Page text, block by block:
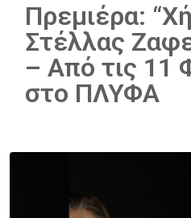
Πρεμιέρα:
Στέλλας
– Από τις 11
στο ΠΛΥΦΑ